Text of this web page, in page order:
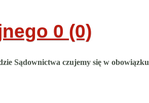
0 (0)
Sądownictwa czujemy się w obowiązku